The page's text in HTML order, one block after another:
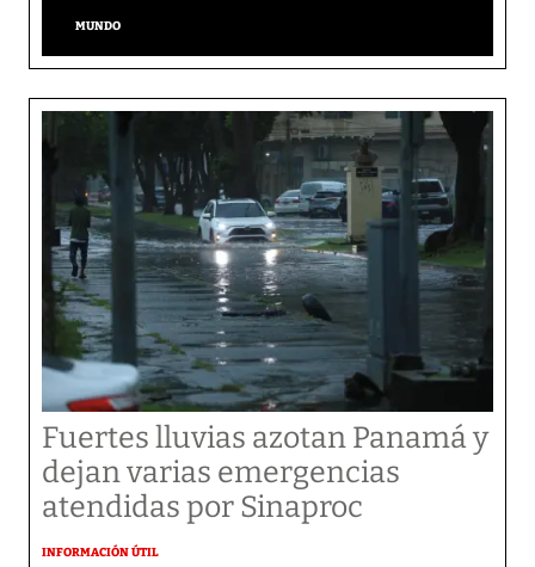
MUNDO
Fuertes lluvias azotan Panamá y
dejan varias emergencias
atendidas por Sinaproc
INFORMACIÓN ÚTIL